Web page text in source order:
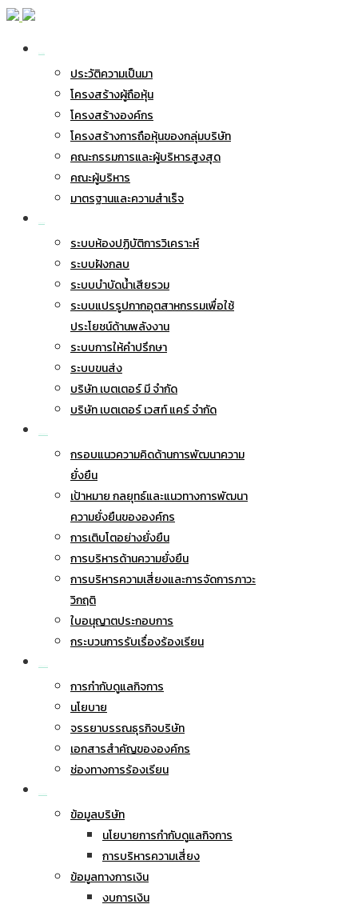
ประวัติความเป็นมา
โครงสร้างผู้ถือหุ้น
โครงสร้างองค์กร
โครงสร้างการถือหุ้นของกลุ่มบริษัท
คณะกรรมการและผู้บริหารสูงสุด
คณะผู้บริหาร
มาตรฐานและความสำเร็จ
ระบบห้องปฏิบัติการวิเคราะห์
ระบบฝังกลบ
ระบบบำบัดน้ำเสียรวม
ระบบแปรรูปกากอุตสาหกรรมเพื่อใช้
ประโยชน์ด้านพลังงาน
ระบบการให้คำปรึกษา
ระบบขนส่ง
บริษัท เบตเตอร์ มี จำกัด
บริษัท เบตเตอร์ เวสท์ แคร์ จำกัด
กรอบแนวความคิดด้านการพัฒนาความ
ยั่งยืน
เป้าหมาย กลยุทธ์และแนวทางการพัฒนา
ความยั่งยืนขององค์กร
การเติบโตอย่างยั่งยืน
การบริหารด้านความยั่งยืน
การบริหารความเสี่ยงและการจัดการภาวะ
วิกฤติ
ใบอนุญาตประกอบการ
กระบวนการรับเรื่องร้องเรียน
การกำกับดูแลกิจการ
นโยบาย
จรรยาบรรณธุรกิจบริษัท
เอกสารสำคัญขององค์กร
ช่องทางการร้องเรียน
ข้อมูลบริษัท
นโยบายการกำกับดูแลกิจการ
การบริหารความเสี่ยง
ข้อมูลทางการเงิน
งบการเงิน